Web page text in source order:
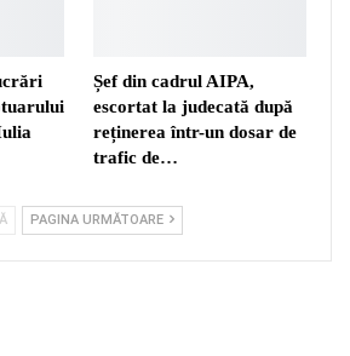
Șef din cadrul AIPA,
escortat la judecată după
reținerea într-un dosar de
trafic de…
PAGINA URMĂTOARE